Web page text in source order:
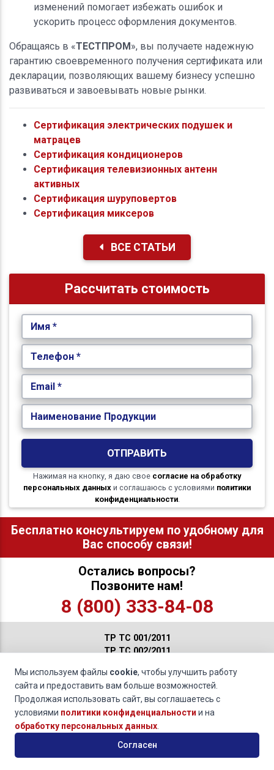
изменений помогает избежать ошибок и
ускорить процесс оформления документов.
Обращаясь в «ТЕСТПРОМ», вы получаете надежную
гарантию своевременного получения сертификата или
декларации, позволяющих вашему бизнесу успешно
развиваться и завоевывать новые рынки.
Сертификация электрических подушек и
матрацев
Сертификация кондиционеров
Сертификация телевизионных антенн
активных
Сертификация шуруповертов
Сертификация миксеров
ВСЕ СТАТЬИ
Рассчитать стоимость
Имя *
Телефон *
Email *
Наименование Продукции
ОТПРАВИТЬ
Нажимая на кнопку, я даю свое согласие на обработку
персональных данных и соглашаюсь с условиями политики
конфиденциальности.
Бесплатно консультируем по удобному для
Вас способу связи!
Остались вопросы?
Позвоните нам!
8 (800) 333-84-08
ТР ТС 001/2011
ТР ТС 002/2011
ТР ТС 004/2011
ТР ТС 005/2011
ТР ТС 006/2011
ТР ТС 007/2011
ТР ТС 008/2011
ТР ТС 009/2011
Мы используем файлы cookie, чтобы улучшить работу
сайта и предоставить вам больше возможностей.
Продолжая использовать сайт, вы соглашаетесь с
условиями политики конфиденциальности и на
обработку персональных данных
Согласен